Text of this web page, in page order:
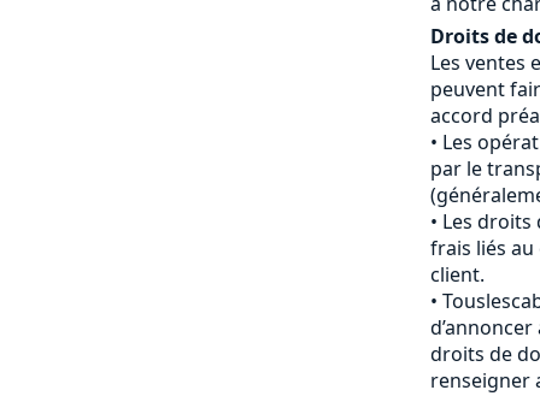
Droits de
Les ventes
peuvent
accord
Les
par le
Les droits
frais liés
client.
droits de
renseigner